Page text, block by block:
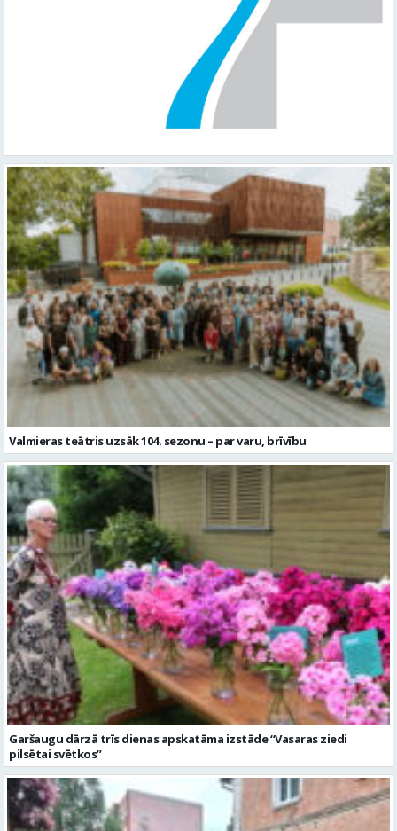
Valmieras teātris uzsāk 104. sezonu – par varu, brīvību
Garšaugu dārzā trīs dienas apskatāma izstāde “Vasaras ziedi
pilsētai svētkos”